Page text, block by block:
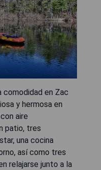
comodidad en Zac
y hermosa en
aire
patio, tres
una cocina
así como tres
relajarse junto a la